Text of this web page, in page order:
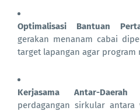
Optimalisasi Bantuan
gerakan menanam cabai
target lapangan agar program
Kerjasama Antar-Daerah
perdagangan sirkular